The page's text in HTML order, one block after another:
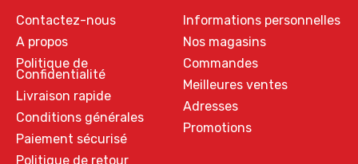
Contactez-nous
A propos
Politique de
Confidentialité
Livraison rapide
Conditions générales
Paiement sécurisé
Politique de retour
Informations personnelles
Nos magasins
Commandes
Meilleures ventes
Adresses
Promotions